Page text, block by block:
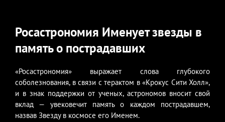
Росастрономия Именует звезды в
память о пострадавших
«Росастрономия» выражает слова глубокого
соболезнования, в связи с терактом в «Крокус Сити Холл»,
и в знак поддержки от ученых, астрономов вносит свой
вклад — увековечит память о каждом пострадавшем,
назвав Звезду в космосе его Именем.